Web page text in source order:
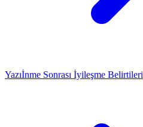
Yazıİnme Sonrası İyileşme Belirtileri